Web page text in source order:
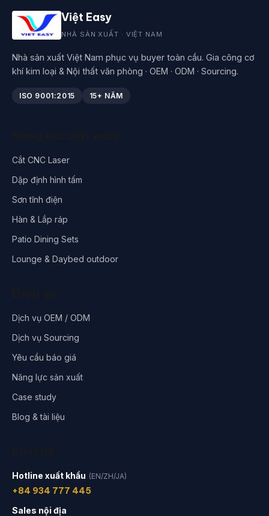
Việt Easy
NHÀ SẢN XUẤT · VIỆT NAM
Nhà sản xuất Việt Nam phục vụ buyer toàn cầu. Gia công cơ
khí kim loại & Nội thất văn phòng · OEM · ODM · Sourcing.
ISO 9001:2015 15+ NĂM
Cắt CNC Laser
Dập định hình tấm
Sơn tĩnh điện
Hàn & Lắp ráp
Patio Dining Sets
Lounge & Daybed outdoor
Dịch vụ OEM / ODM
Dịch vụ Sourcing
Yêu cầu báo giá
Năng lực sản xuất
Case study
Blog & tài liệu
Hotline xuất khẩu (EN/ZH/JA)
+84 934 777 445
Sales nội địa